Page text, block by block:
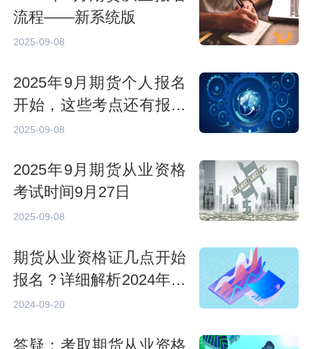
流程——新系统版
2025-09-08
2025年9月期货个人报名
开始，这些考点还有报考
名额！
2025-09-08
2025年9月期货从业资格
考试时间9月27日
2025-09-08
期货从业资格证几点开始
报名？详细解析2024年报
名时间
2024-09-20
答疑：考取期货从业资格